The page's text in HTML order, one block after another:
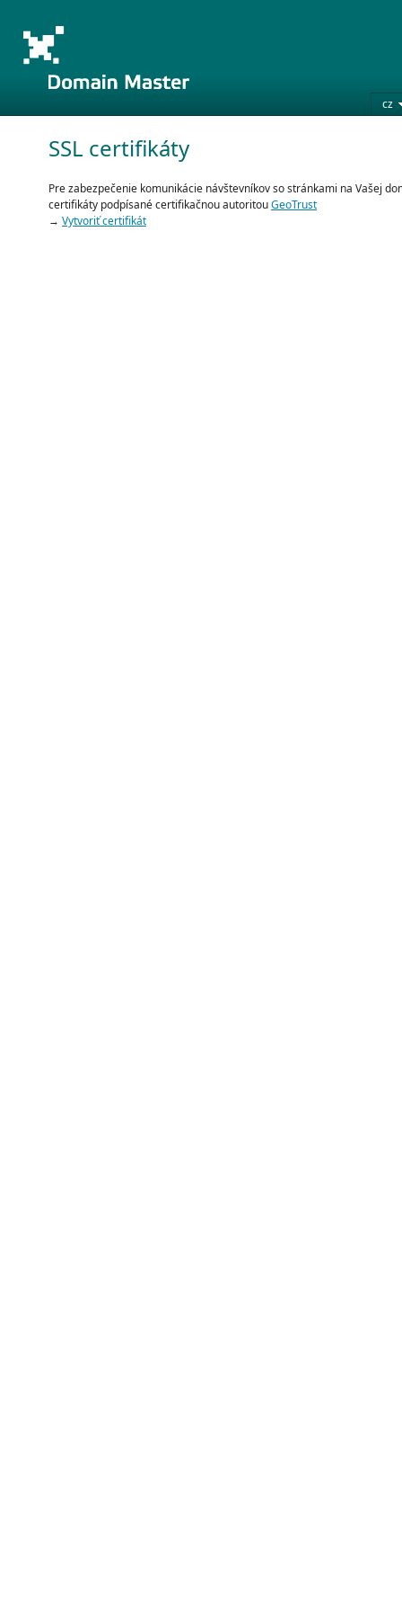
cz
SSL certifikáty
Pre zabezpečenie komunikácie návštevníkov so stránkami na Vašej
certifikáty podpísané certifikačnou autoritouGeoTrust
→ Vytvoriť certifikát